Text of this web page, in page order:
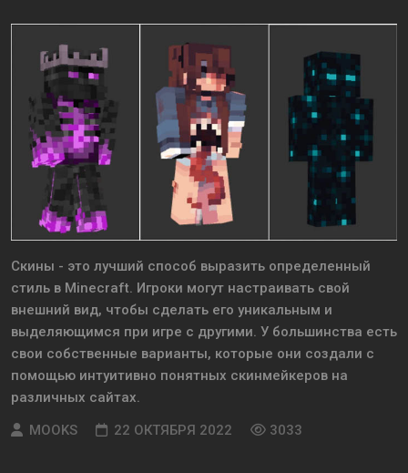
Скины - это лучший способ выразить определенный
стиль в Minecraft. Игроки могут настраивать свой
внешний вид, чтобы сделать его уникальным и
выделяющимся при игре с другими. У большинства есть
свои собственные варианты, которые они создали с
помощью интуитивно понятных скинмейкеров на
различных сайтах.
MOOKS
22 ОКТЯБРЯ 2022 3033